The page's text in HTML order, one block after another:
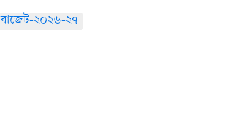
বাজেট-২০২৬-২৭